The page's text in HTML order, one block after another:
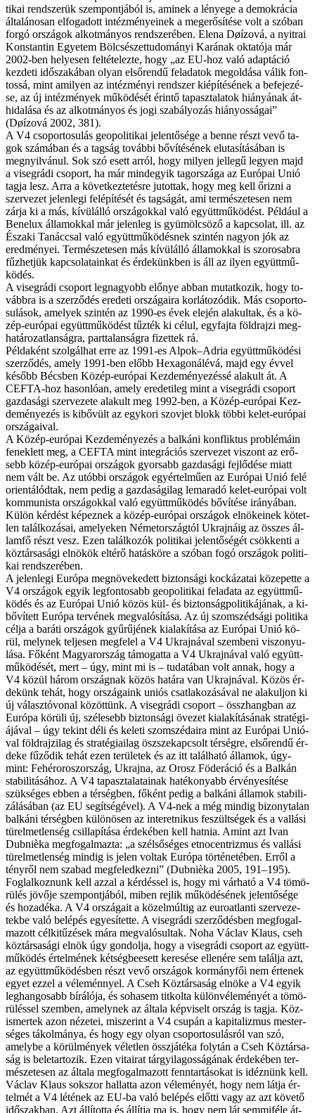
ti­kai rend­sze­rük szem­pont­já­ból is, ami­nek a lé­nye­ge a de­mok­rá­cia
ál­ta­lá­no­san el­fo­ga­dott in­téz­mé­nye­i­nek a meg­erő­sí­té­se volt a szó­ban
for­gó or­szá­gok al­kot­má­nyos rend­sze­ré­ben. Elena Døízová, a nyitrai
Kons­tan­tin Egye­tem Böl­csé­szet­tu­do­má­nyi Ka­rá­nak ok­ta­tó­ja már
2002-ben he­lye­sen fel­té­te­lez­te, hogy „az EU-hoz va­ló adap­tá­ció
kez­de­ti idő­sza­ká­ban olyan el­ső­ren­dű fel­ada­tok meg­ol­dá­sa vá­lik fon­
tos­sá, mint ami­lyen az in­téz­mé­nyi rend­szer ki­épí­té­sé­nek a be­fe­je­zé­
se, az új in­téz­mé­nyek mű­kö­dé­sét érin­tő ta­pasz­ta­la­tok hi­á­nyá­nak át­
hi­da­lá­sa és az al­kot­má­nyos és jo­gi sza­bá­lyo­zás hi­á­nyos­sá­gai”
(Døízová 2002, 381).
A V4 cso­por­to­su­lás geo­po­li­ti­kai je­len­tő­sé­ge a ben­ne részt ve­vő ta­
gok szá­má­ban és a tag­ság to­váb­bi bő­ví­té­sé­nek el­uta­sí­tá­sá­ban is
meg­nyil­vá­nul. Sok szó esett ar­ról, hogy mi­lyen jel­le­gű le­gyen majd
a vi­seg­rá­di cso­port, ha már mind­egyik tag­or­szá­ga az Eu­ró­pai Unió
tag­ja lesz. Ar­ra a kö­vet­kez­te­tés­re ju­tot­tak, hogy meg kell őriz­ni a
szer­ve­zet je­len­le­gi fel­épí­té­sét és tag­sá­gát, ami ter­mé­sze­te­sen nem
zár­ja ki a más, kí­vül­ál­ló or­szá­gok­kal va­ló együtt­mű­kö­dést. Pél­dá­ul a
Be­ne­lux ál­la­mok­kal már je­len­leg is gyü­möl­csö­ző a kap­cso­lat, ill. az
Észa­ki Ta­nác­­csal va­ló együtt­mű­kö­dés­nek szin­tén na­gyon jók az
ered­mé­nyei. Ter­mé­sze­te­sen más kí­vül­ál­ló ál­la­mok­kal is szorosabra
fűz­het­jük kap­cso­la­ta­in­kat és ér­de­künk­ben is áll az ilyen együtt­mű­
kö­dés.
A vi­seg­rá­di cso­port leg­na­gyobb elő­nye ab­ban mu­tat­ko­zik, hogy to­
vább­ra is a szer­ző­dés ere­de­ti or­szá­ga­i­ra kor­lá­to­zó­dik. Más cso­por­to­
su­lá­sok, ame­lyek szin­tén az 1990-es évek ele­jén ala­kul­tak, és a kö­
zép-eu­ró­pai együtt­mű­kö­dést tűz­ték ki cé­lul, egy­faj­ta föld­raj­zi meg­
ha­tá­ro­zat­lan­ság­ra, part­ta­lan­ság­ra fi­zet­tek rá.
Pél­da­ként szol­gál­hat er­re az 1991-es Al­pok–Ad­ria együtt­mű­kö­dé­si
szer­ző­dés, amely 1991-ben előbb Hexagonálévá, majd egy év­vel
ké­sőbb Bécs­ben Kö­zép-eu­ró­pai Kez­de­mé­nye­zés­sé ala­kult át. A
CEFTA-hoz ha­son­ló­an, amely ere­de­ti­leg mint a vi­seg­rá­di cso­port
gaz­da­sá­gi szer­ve­ze­te ala­kult meg 1992-ben, a Kö­zép-eu­ró­pai Kez­
de­mé­nye­zés is ki­bő­vült az egy­ko­ri szov­jet blokk töb­bi ke­let-eu­ró­pai
or­szá­ga­i­val.
A Kö­zép-eu­ró­pai Kez­de­mé­nye­zés a bal­ká­ni konf­lik­tus prob­lé­má­in
fe­nek­lett meg, a CEFTA mint in­teg­rá­ci­ós szer­ve­zet vi­szont az erő­
sebb kö­zép-eu­ró­pai or­szá­gok gyor­sabb gaz­da­sá­gi fej­lő­dé­se mi­att
nem vált be. Az utób­bi or­szá­gok egy­ér­tel­mű­en az Eu­ró­pai Unió fe­lé
ori­en­tá­lód­tak, nem pe­dig a gaz­da­sá­gi­lag le­ma­ra­dó ke­let-eu­ró­pai volt
kom­mu­nis­ta or­szá­gok­kal va­ló együtt­mű­kö­dés bő­ví­té­se irá­nyá­ban.
Kü­lön kér­dést ké­pez­nek a kö­zép-eu­ró­pai or­szá­gok el­nö­ke­i­nek kö­tet­
len ta­lál­ko­zá­sai, ame­lye­ken Né­met­or­szág­tól Uk­raj­ná­ig az ös­­szes ál­
lam­fő részt vesz. Ezen ta­lál­ko­zók po­li­ti­kai je­len­tő­sé­gét csök­ken­ti a
köz­tár­sa­sá­gi el­nö­kök el­té­rő ha­tás­kö­re a szó­ban fo­gó or­szá­gok po­li­ti­
kai rend­sze­ré­ben.
A je­len­le­gi Eu­ró­pa megnövekedett biz­ton­sá­gi koc­ká­za­tai kö­ze­pet­te a
V4 or­szá­gok egyik leg­fon­to­sabb geo­po­li­ti­kai fel­ada­ta az együtt­mű­
kö­dés és az Eu­ró­pai Unió kö­zös kül- és biz­ton­ság­po­li­ti­ká­já­nak, a ki­
bő­ví­tett Eu­ró­pa ter­vé­nek meg­va­ló­sí­tá­sa. Az új szom­széd­sá­gi po­li­ti­ka
cél­ja a ba­rá­ti or­szá­gok gyű­rű­jé­nek ki­ala­kí­tá­sa az Eu­ró­pai Unió kö­
rül, mely­nek tel­je­sen meg­fe­lel a V4 Uk­raj­ná­val szem­be­ni vi­szo­nyu­
lá­sa. Fő­ként Ma­gyar­or­szág tá­mo­gat­ta a V4 Uk­raj­ná­val va­ló együtt­
mű­kö­dé­sét, mert – úgy, mint mi is – tu­da­tá­ban volt an­nak, hogy a
V4 kö­zül há­rom or­szág­nak kö­zös ha­tá­ra van Uk­raj­ná­val. Kö­zös ér­
de­künk te­hát, hogy or­szá­ga­ink uni­ós csat­la­ko­zá­sá­val ne ala­kul­jon ki
új vá­lasz­tó­vo­nal kö­zöt­tünk. A vi­seg­rá­di cso­port – össz­hang­ban az
Eu­ró­pa kö­rü­li új, szé­le­sebb biz­ton­sá­gi öve­zet ki­ala­kí­tá­sá­nak stra­té­gi­
á­já­val – úgy te­kint dé­li és ke­le­ti szom­szé­da­i­ra mint az Eu­ró­pai Uni­ó­
val föld­raj­zi­lag és stra­té­gi­a­i­lag ösz­­sze­kap­csolt tér­ség­re, el­ső­ren­dű ér­
de­ke fű­ző­dik te­hát ezen te­rü­le­tek és az itt ta­lál­ha­tó ál­la­mok, úgy­
mint: Fehéroroszország, Uk­raj­na, az Orosz Fö­de­rá­ció és a Bal­kán
sta­bi­li­tá­sá­hoz. A V4 ta­pasz­ta­la­ta­i­nak ha­té­ko­nyabb ér­vé­nye­sí­té­se
szük­sé­ges eb­ben a tér­ség­ben, fő­ként pe­dig a bal­ká­ni ál­la­mok sta­bi­li­
zá­lá­sá­ban (az EU se­gít­sé­gé­vel). A V4-nek a még min­dig bi­zony­ta­lan
bal­ká­ni tér­ség­ben kü­lö­nö­sen az interetnikus fe­szült­sé­gek és a val­lá­si
tü­rel­met­len­ség csil­la­pí­tá­sa ér­de­ké­ben kell hat­nia. Amint azt Ivan
Dubnièka meg­fo­gal­maz­ta: „a szél­ső­sé­ges etnocentrizmus és val­lá­si
tü­rel­met­len­ség min­dig is je­len vol­tak Eu­ró­pa tör­té­ne­té­ben. Er­ről a
tény­ről nem sza­bad meg­fe­led­kez­ni” (Dubnièka 2005, 191–195).
Fog­lal­koz­nunk kell az­zal a kér­dés­sel is, hogy mi vár­ha­tó a V4 tö­mö­
rü­lés jö­vő­je szem­pont­já­ból, mi­ben rej­lik mű­kö­dé­sé­nek je­len­tő­sé­ge
és ho­za­dé­ka. A V4 or­szá­ga­it a kö­zel­múl­tig az euroatlanti szer­ve­ze­
tek­be va­ló be­lé­pés egye­sí­tet­te. A vi­seg­rá­di szer­ző­dés­ben meg­fo­gal­
ma­zott cél­ki­tű­zé­sek má­ra meg­va­ló­sul­tak. No­ha Václav Klaus, cseh
köz­tár­sa­sá­gi el­nök úgy gon­dol­ja, hogy a vi­seg­rá­di cso­port az együtt­
mű­kö­dés ér­tel­mé­nek két­ség­beesett ke­re­sé­se el­le­né­re sem ta­lál­ja azt,
az együtt­mű­kö­dés­ben részt ve­vő or­szá­gok kor­mány­fői nem ér­te­nek
egyet ez­zel a vé­le­mén­­nyel. A Cseh Köz­tár­sa­ság el­nö­ke a V4 egyik
leg­han­go­sabb bí­rá­ló­ja, és so­ha­sem tit­kol­ta kü­lön­vé­le­mény­ét a tö­mö­
rü­lés­sel szem­ben, amely­nek az ál­ta­la kép­vi­selt or­szág is tag­ja. Köz­
is­mer­tek azon né­ze­tei, mi­sze­rint a V4 csu­pán a ka­pi­ta­liz­mus mes­ter­
sé­ges tá­kol­má­nya, és hogy egy olyan cso­por­to­su­lás­ról van szó,
amely­be a kö­rül­mé­nyek vé­let­len össz­já­té­ka foly­tán a Cseh Köz­tár­sa­
ság is be­le­tar­to­zik. Ezen vi­ta­irat tár­gyi­la­gos­sá­gá­nak ér­de­ké­ben ter­
mé­sze­te­sen az ál­ta­la meg­fo­gal­ma­zott fenn­tar­tá­so­kat is idéz­nünk kell.
Václav Klaus sok­szor hal­lat­ta azon vé­le­mé­nyét, hogy nem lát­ja ér­
tel­mét a V4 lé­té­nek az EU-ba va­ló be­lé­pés előt­ti vagy az azt kö­ve­tő
idő­szak­ban. Azt ál­lí­tot­ta és ál­lít­ja ma is, hogy nem lát sem­mi­fé­le át­